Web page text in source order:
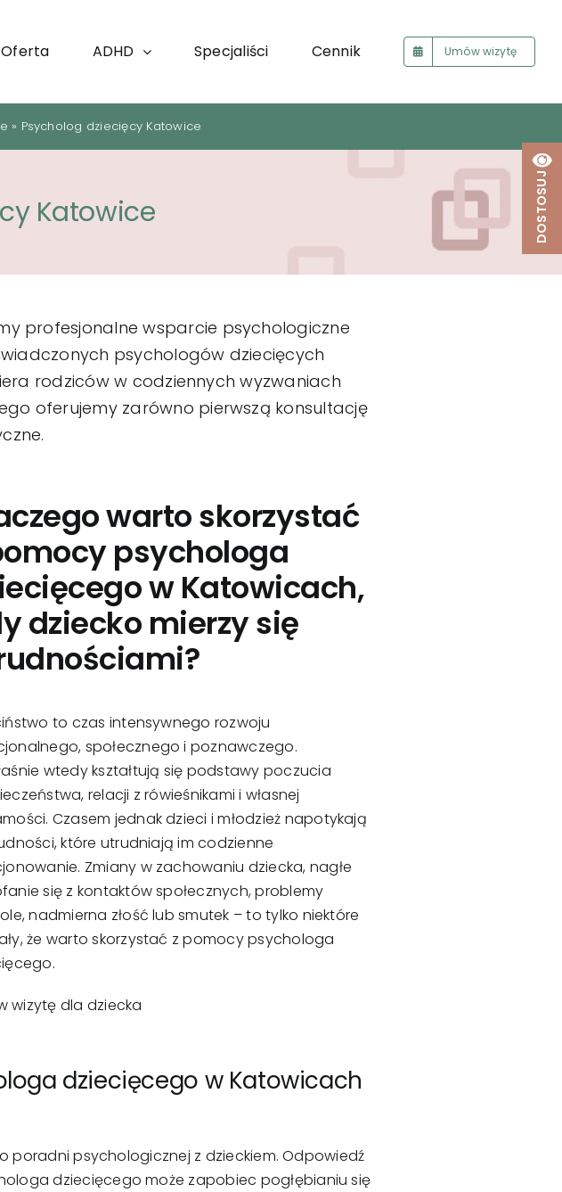
Oferta ADHD Specjaliści Cennik Umów wizytę
» Psycholog dziecięcy Katowice
Katowice
profesjonalne wsparcie psychologiczne
psychologów dziecięcych
rodziców w codziennych wyzwaniach
oferujemy zarówno pierwszą konsultację
warto skorzystać
psychologa
w Katowicach,
dziecko mierzy się
to czas intensywnego rozwoju
społecznego i poznawczego.
wtedy kształtują się podstawy poczucia
relacji z rówieśnikami i własnej
Czasem jednak dzieci i młodzież napotykają
które utrudniają im codzienne
Zmiany w zachowaniu dziecka, nagłe
się z kontaktów społecznych, problemy
nadmierna złość lub smutek – to tylko niektóre
że warto skorzystać z pomocy psychologa
wizytę dla dziecka
dziecięcego w Katowicach
poradni psychologicznej z dzieckiem. Odpowiedź
dziecięcego może zapobiec pogłębianiu się
DOSTOSUJ